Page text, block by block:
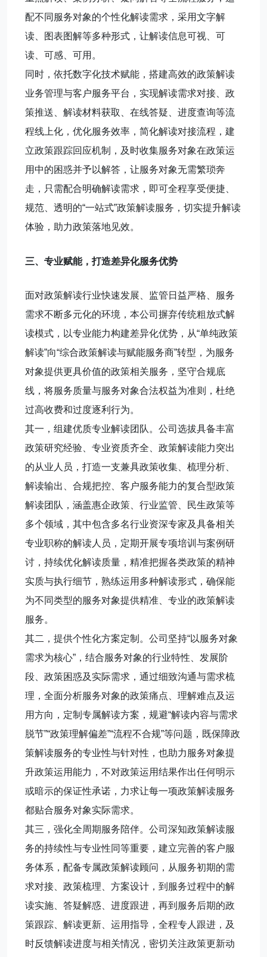
配不同服务对象的个性化解读需求，采用文字解
读、图表图解等多种形式，让解读信息可视、可
读、可感、可用。
同时，依托数字化技术赋能，搭建高效的政策解读
业务管理与客户服务平台，实现解读需求对接、政
策推送、解读材料获取、在线答疑、进度查询等流
程线上化，优化服务效率，简化解读对接流程，建
立政策跟踪回应机制，及时收集服务对象在政策运
用中的困惑并予以解答，让服务对象无需繁琐奔
走，只需配合明确解读需求，即可全程享受便捷、
规范、透明的“一站式”政策解读服务，切实提升解读
体验，助力政策落地见效。
三、专业赋能，打造差异化服务优势
面对政策解读行业快速发展、监管日益严格、服务
需求不断多元化的环境，本公司摒弃传统粗放式解
读模式，以专业能力构建差异化优势，从“单纯政策
解读”向“综合政策解读与赋能服务商”转型，为服务
对象提供更具价值的政策相关服务，坚守合规底
线，将服务质量与服务对象合法权益为准则，杜绝
过高收费和过度逐利行为。
其一，组建优质专业解读团队。公司选拔具备丰富
政策研究经验、专业资质齐全、政策解读能力突出
的从业人员，打造一支兼具政策收集、梳理分析、
解读输出、合规把控、客户服务能力的复合型政策
解读团队，涵盖惠企政策、行业监管、民生政策等
多个领域，其中包含多名行业资深专家及具备相关
专业职称的解读人员，定期开展专项培训与案例研
讨，持续优化解读质量，精准把握各类政策的精神
实质与执行细节，熟练运用多种解读形式，确保能
为不同类型的服务对象提供精准、专业的政策解读
服务。
其二，提供个性化方案定制。公司坚持“以服务对象
需求为核心”，结合服务对象的行业特性、发展阶
段、政策困惑及实际需求，通过细致沟通与需求梳
理，全面分析服务对象的政策痛点、理解难点及运
用方向，定制专属解读方案，规避“解读内容与需求
脱节”“政策理解偏差”“流程不合规”等问题，既保障政
策解读服务的专业性与针对性，也助力服务对象提
升政策运用能力，不对政策运用结果作出任何明示
或暗示的保证性承诺，力求让每一项政策解读服务
都贴合服务对象实际需求。
其三，强化全周期服务陪伴。公司深知政策解读服
务的持续性与专业性同等重要，建立完善的客户服
务体系，配备专属政策解读顾问，从服务初期的需
求对接、政策梳理、方案设计，到服务过程中的解
读实施、答疑解惑、进度跟进，再到服务后期的政
策跟踪、解读更新、运用指导，全程专人跟进，及
时反馈解读进度与相关情况，密切关注政策更新动